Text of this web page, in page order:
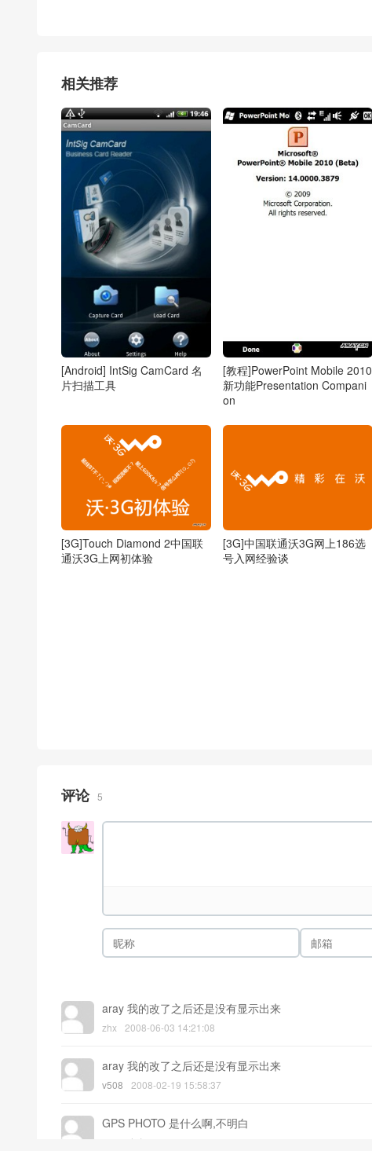
相关推荐
[Android] IntSig CamCard 名
片扫描工具
[教程]PowerPoint Mobile 2010
新功能Presentation Compani
on
[3G]Touch Diamond 2中国联
通沃3G上网初体验
[3G]中国联通沃3G网上186选
号入网经验谈
评论 5
aray 我的改了之后还是没有显示出来
zhx 2008-06-03 14:21:08
aray 我的改了之后还是没有显示出来
v508 2008-02-19 15:58:37
GPS PHOTO 是什么啊,不明白
PDAL小虫